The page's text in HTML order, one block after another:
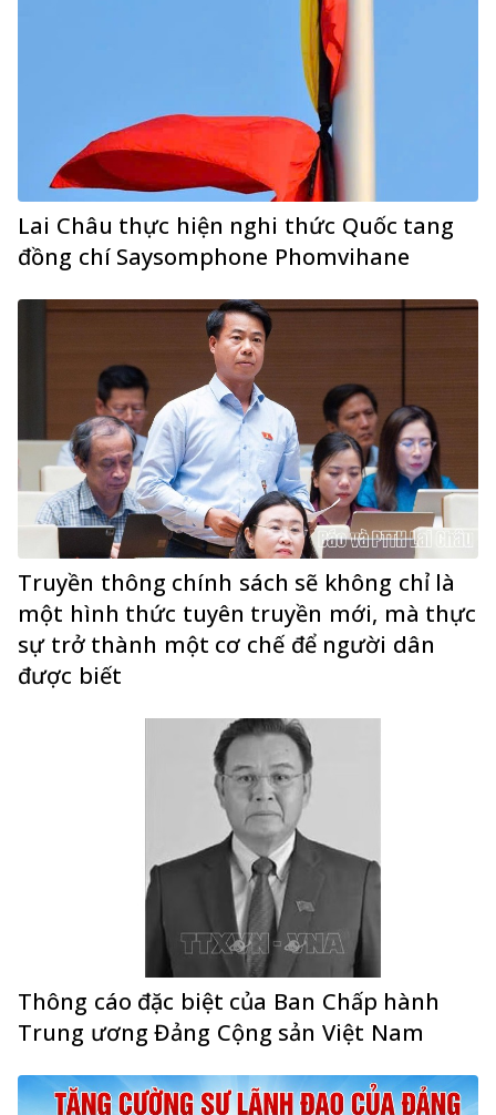
Lai Châu thực hiện nghi thức Quốc tang
đồng chí Saysomphone Phomvihane
Truyền thông chính sách sẽ không chỉ là
một hình thức tuyên truyền mới, mà thực
sự trở thành một cơ chế để người dân
được biết
Thông cáo đặc biệt của Ban Chấp hành
Trung ương Đảng Cộng sản Việt Nam